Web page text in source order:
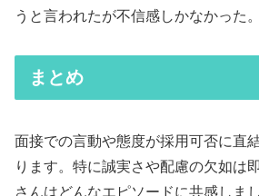
うと言われたが不信感しかなかった。
まとめ
面接での言動や態度が採用可否に直
ります。特に誠実さや配慮の欠如は
さんはどんなエピソードに共感しま